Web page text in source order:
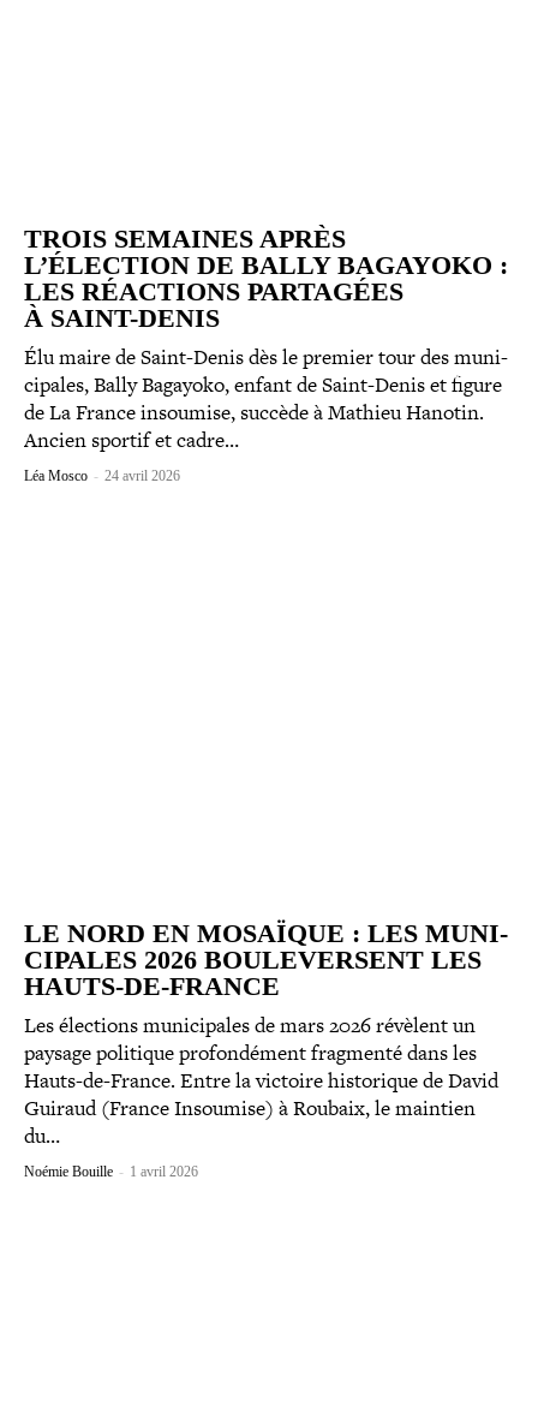
TROIS SEMAINES APRÈS
L’ÉLECTION DE BALLY BAGAYOKO :
LES RÉACTIONS PARTAGÉES
À SAINT-DENIS
Élu maire de Saint-​Denis dès le premier tour des muni­
ci­pales, Bally Bagayoko, enfant de Saint-​Denis et figure
de La France insoumise, succède à Mathieu Hanotin.
Ancien sportif et cadre…
Léa Mosco - 24 avril 2026
LE NORD EN MOSAÏQUE : LES MUNI­
CI­PALES 2026 BOU­LE­VERSENT LES
HAUTS-DE-FRANCE
Les élections muni­ci­pales de mars 2026 révèlent un
paysage politique pro­fon­dé­ment fragmenté dans les
Hauts-​de-​France. Entre la victoire his­to­rique de David
Guiraud (France Insoumise) à Roubaix, le maintien
du…
Noémie Bouille - 1 avril 2026